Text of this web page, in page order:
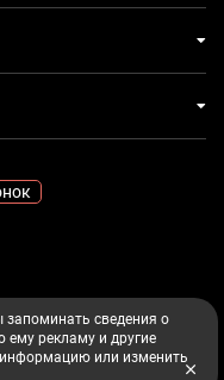
сведения о
рекламу и другие
или изменить